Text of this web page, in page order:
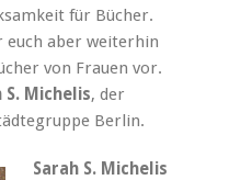
für Bücher.
euch aber weiterhin
von Frauen vor.
S. Michelis, der
Berlin.
Sarah S. Michelis